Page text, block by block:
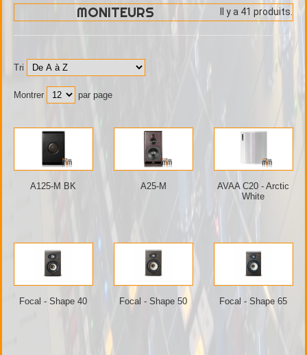
MONITEURS Il y a 41 produits.
Tri
Montrer par page
A125-M BK A25-M
AVAA C20 - Arctic
White
Focal - Shape 40 Focal - Shape 50 Focal - Shape 65